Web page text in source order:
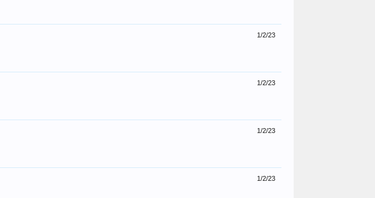
1/2/23
1/2/23
1/2/23
1/2/23